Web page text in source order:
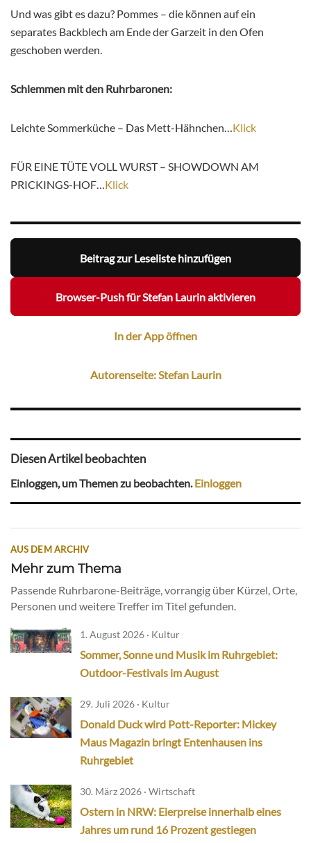
Und was gibt es dazu? Pommes – die können auf ein
separates Backblech am Ende der Garzeit in den Ofen
geschoben werden.
Schlemmen mit den Ruhrbaronen:
Leichte Sommerküche – Das Mett-Hähnchen…Klick
FÜR EINE TÜTE VOLL WURST – SHOWDOWN AM
PRICKINGS-HOF…Klick
Beitrag zur Leseliste hinzufügen
Browser-Push für Stefan Laurin aktivieren
In der App öffnen
Autorenseite: Stefan Laurin
Diesen Artikel beobachten
Einloggen, um Themen zu beobachten.Einloggen
AUS DEM ARCHIV
Mehr zum Thema
Passende Ruhrbarone-Beiträge, vorrangig über Kürzel, Orte,
Personen und weitere Treffer im Titel gefunden.
1. August 2026 · Kultur
Sommer, Sonne und Musik im Ruhrgebiet:
Outdoor-Festivals im August
29. Juli 2026 · Kultur
Donald Duck wird Pott-Reporter: Mickey
Maus Magazin bringt Entenhausen ins
Ruhrgebiet
30. März 2026 · Wirtschaft
Ostern in NRW: Eierpreise innerhalb eines
Jahres um rund 16 Prozent gestiegen